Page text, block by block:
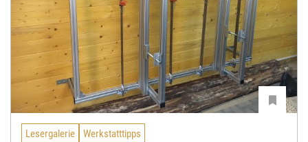
Lesergalerie Werkstatttipps